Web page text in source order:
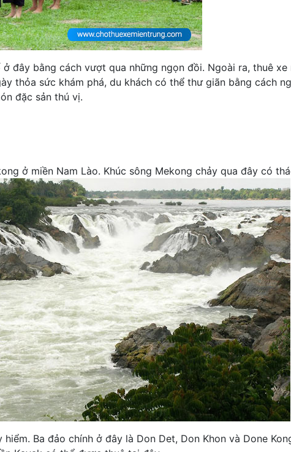
đây bằng cách vượt qua những ngọn đồi. Ngoài ra, thuê
thỏa sức khám phá, du khách có thể thư giãn bằng cách
đặc sản thú vị.
ở miền Nam Lào. Khúc sông Mekong chảy qua đây có
Ba đảo chính ở đây là Don Det, Don Khon và Done